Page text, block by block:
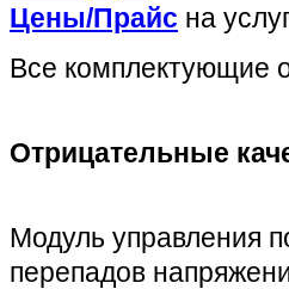
Цены/Прайс на
Все комплектующие
Отрицательные
Модуль управления
перепадов